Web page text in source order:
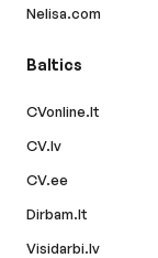
Nelisa.com
Baltics
CVonline.lt
CV.lv
CV.ee
Dirbam.lt
Visidarbi.lv